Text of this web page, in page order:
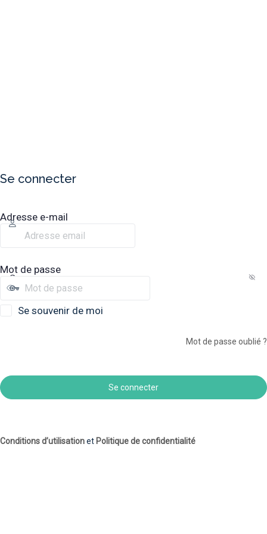
Se connecter
Adresse e-mail
Mot de passe
Se souvenir de moi
Mot de passe oublié ?
Conditions d’utilisationet Politique de confidentialité